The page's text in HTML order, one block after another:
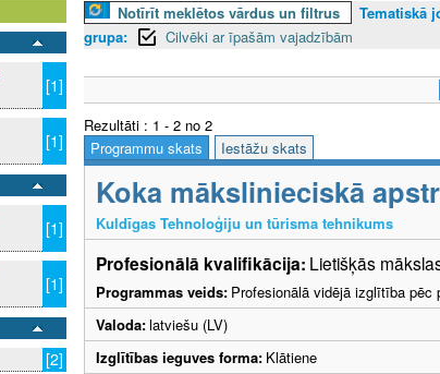
[1]
[1]
[1]
[1]
[2]
Notīrīt meklētos vārdus un filtrus Tematiskā
grupa:
Cilvēki ar īpašām vajadzībām
Rezultāti : 1 - 2 no 2
Programmu skats
Iestāžu skats
Koka mākslinieciskā
Kuldīgas Tehnoloģiju un tūrisma tehnikums
Profesionālā kvalifikācija: Lietišķās
Programmas veids: Profesionālā vidējā izglītība
Valoda:latviešu (LV)
Izglītības ieguves forma: Klātiene